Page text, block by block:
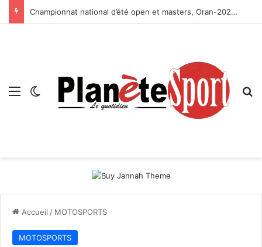
Championnat national d’été open et masters, Oran-2026 — Le CRB s’adjuge le titre
Menu Switch skin
Accueil / MOTOSPORTS
MOTOSPORTS